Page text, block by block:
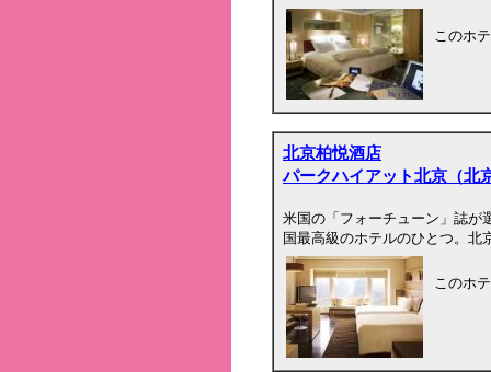
このホ
北京柏悦酒店
パークハイアット北京（北
米国の「フォーチューン」誌が
国最高級のホテルのひとつ。北
このホ